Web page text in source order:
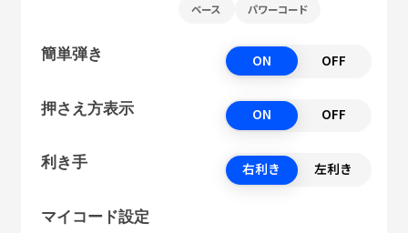
ベース パワーコード
簡単弾き ON OFF
押さえ方表示 ON OFF
利き手 右利き 左利き
マイコード設定